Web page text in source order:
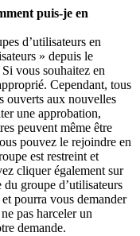
puis-je en
d’utilisateurs en
» depuis le
vous souhaitez en
Cependant, tous
ouverts aux nouvelles
une approbation,
peuvent même être
pouvez le rejoindre en
est restreint et
cliquer également sur
groupe d’utilisateurs
pourra vous demander
pas harceler un
demande.